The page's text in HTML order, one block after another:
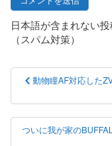
日本語が含まれない
（スパム対策）
投
稿
ナ
動物瞳AF対応した
ついに我が家の